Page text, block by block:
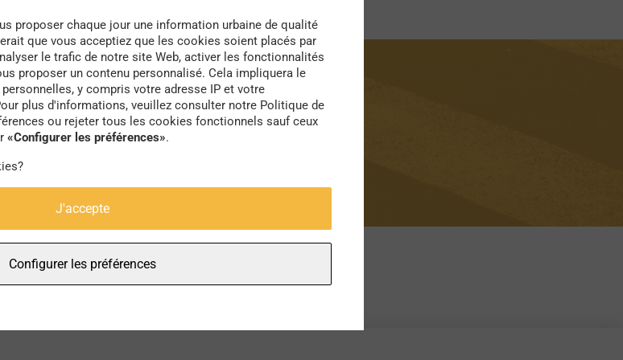
autrice
proposer chaque jour une information urbaine de qualité
que vous acceptiez que les cookies soient placés par
le trafic de notre site Web, activer les fonctionnalités
proposer un contenu personnalisé. Cela impliquera le
y compris votre adresse IP et votre
plus d'informations, veuillez consulter notre Politique de
ou rejeter tous les cookies fonctionnels sauf ceux
«Configurer les préférences».
J'accepte
Configurer les préférences